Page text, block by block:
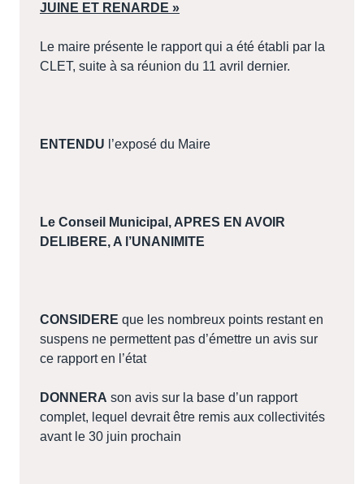
JUINE ET RENARDE »
Le maire présente le rapport qui a été établi par la
CLET, suite à sa réunion du 11 avril dernier.
ENTENDU l’exposé du Maire
Le Conseil Municipal, APRES EN AVOIR
DELIBERE, A l’UNANIMITE
CONSIDERE que les nombreux points restant en
suspens ne permettent pas d’émettre un avis sur
ce rapport en l’état
DONNERA son avis sur la base d’un rapport
complet, lequel devrait être remis aux collectivités
avant le 30 juin prochain